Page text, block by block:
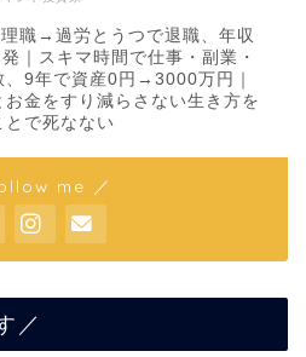
職→過労とうつで退職、年収
｜スキマ時間で仕事・副業・
、9年で資産0円→3000万円｜
金をすり減らさない生き方を
で死なない
me ／
／